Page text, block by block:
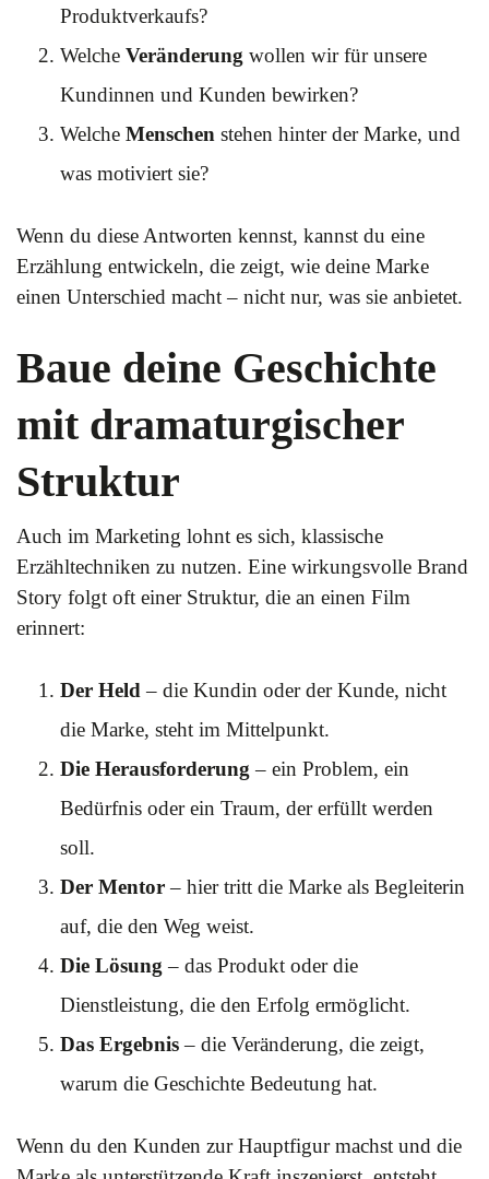
Produktverkaufs?
Welche Veränderung wollen wir für unsere
Kundinnen und Kunden bewirken?
Welche Menschen stehen hinter der Marke, und
was motiviert sie?
Wenn du diese Antworten kennst, kannst du eine
Erzählung entwickeln, die zeigt, wie deine Marke
einen Unterschied macht – nicht nur, was sie anbietet.
Baue deine Geschichte
mit dramaturgischer
Struktur
Auch im Marketing lohnt es sich, klassische
Erzähltechniken zu nutzen. Eine wirkungsvolle Brand
Story folgt oft einer Struktur, die an einen Film
erinnert:
Der Held – die Kundin oder der Kunde, nicht
die Marke, steht im Mittelpunkt.
Die Herausforderung – ein Problem, ein
Bedürfnis oder ein Traum, der erfüllt werden
soll.
Der Mentor– hier tritt die Marke als Begleiterin
auf, die den Weg weist.
Die Lösung – das Produkt oder die
Dienstleistung, die den Erfolg ermöglicht.
Das Ergebnis– die Veränderung, die zeigt,
warum die Geschichte Bedeutung hat.
Wenn du den Kunden zur Hauptfigur machst und die